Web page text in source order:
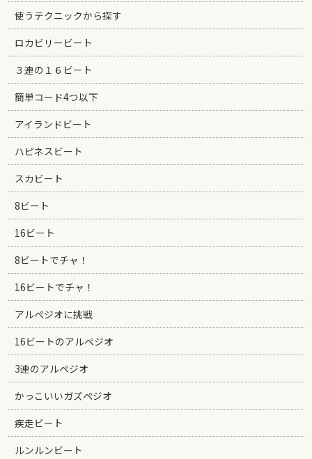
使うテクニックから探す
ロカビリービート
３連の１６ビート
簡単コード4つ以下
アイランドビート
ハピネスビート
スカビート
8ビート
16ビート
8ビートでチャ！
16ビートでチャ！
アルペジオに挑戦
16ビートのアルペジオ
3連のアルペジオ
かっこいいガズペジオ
疾走ビート
ルンルンビート